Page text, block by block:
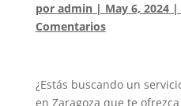
por admin| May 6, 2024|
Comentarios
¿Estás buscando un
en Zaragoza que te